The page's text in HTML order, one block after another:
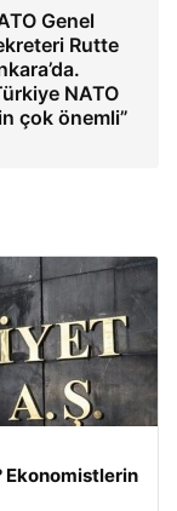
Genel
Rutte
NATO
çok önemli”
Ekonomistlerin